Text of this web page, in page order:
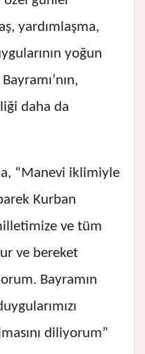
yardımlaşma,
yoğun
daha da
“Manevi iklimiyle
Kurban
ve tüm
ve bereket
Bayramın
diliyorum”